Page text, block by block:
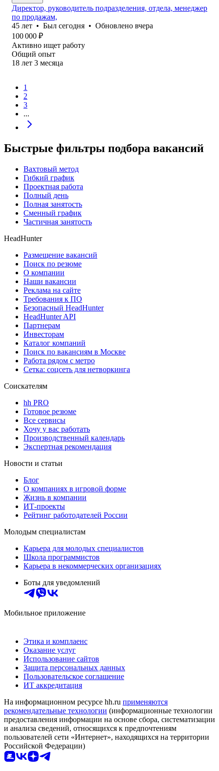
Директор, руководитель подразделения, отдела, менеджер
по продажам,
45 лет • Был сегодня • Обновлено вчера
100 000 ₽
Активно ищет работу
Общий опыт
18 лет 3 месяца
1
2
3
...
Быстрые фильтры подбора вакансий
Вахтовый метод
Гибкий график
Проектная работа
Полный день
Полная занятость
Сменный график
Частичная занятость
HeadHunter
Размещение вакансий
Поиск по резюме
О компании
Наши вакансии
Реклама на сайте
Требования к ПО
Безопасный HeadHunter
HeadHunter API
Партнерам
Инвесторам
Каталог компаний
Поиск по вакансиям в Москве
Работа рядом с метро
Сетка: соцсеть для нетворкинга
Соискателям
hh PRO
Готовое резюме
Все сервисы
Хочу у вас работать
Производственный календарь
Экспертная рекомендация
Новости и статьи
Блог
О компаниях в игровой форме
Жизнь в компании
ИТ-проекты
Рейтинг работодателей России
Молодым специалистам
Карьера для молодых специалистов
Школа программистов
Карьера в некоммерческих организациях
Боты для уведомлений
Мобильное приложение
Этика и комплаенс
Оказание услуг
Использование сайтов
Защита персональных данных
Пользовательское соглашение
ИТ аккредитация
На информационном ресурсе hh.ru применяются
рекомендательные технологии (информационные технологии
предоставления информации на основе сбора, систематизации
и анализа сведений, относящихся к предпочтениям
пользователей сети «Интернет», находящихся на территории
Российской Федерации)